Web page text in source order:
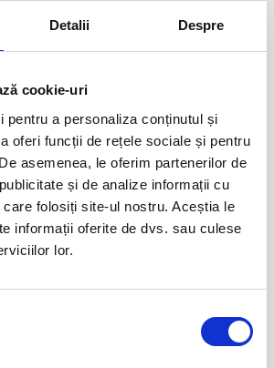
Detalii Despre
cookie-uri
pentru a personaliza conținutul și
oferi funcții de rețele sociale și pentru
asemenea, le oferim partenerilor de
și de analize informații cu
folosiți site-ul nostru. Aceștia le
informații oferite de dvs. sau culese
lor.
pentru retail, cu stocuri
condiții comerciale competitive.
stabil, construit pe încredere și
termen lung.
unei rețele de distribuție solide, cu
sigur și ușor de recomandat, care
încredere și vânzări constante.